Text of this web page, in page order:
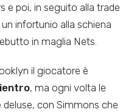
e poi, in seguito alla trade
infortunio alla schiena
in maglia Nets.
il giocatore è
, ma ogni volta le
con Simmons che